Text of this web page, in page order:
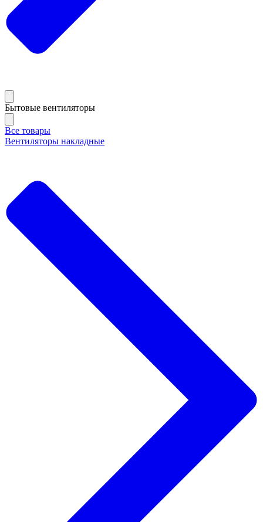
Бытовые вентиляторы
Все товары
Вентиляторы накладные